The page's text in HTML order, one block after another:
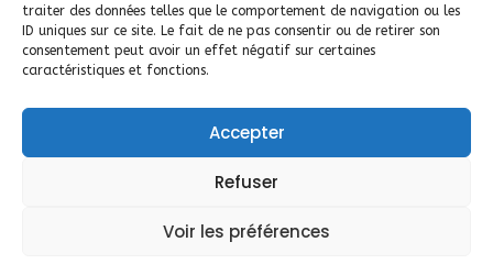
traiter des données telles que le comportement de navigation ou les
ID uniques sur ce site. Le fait de ne pas consentir ou de retirer son
consentement peut avoir un effet négatif sur certaines
caractéristiques et fonctions.
Accepter
Refuser
Voir les préférences
66 ponteilla
Politique de cookies (UE)
Mentions légales cgu cgv